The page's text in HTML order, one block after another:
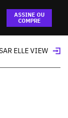
ASSINE OU
COMPRE
elevar seu
ELLE VIEW